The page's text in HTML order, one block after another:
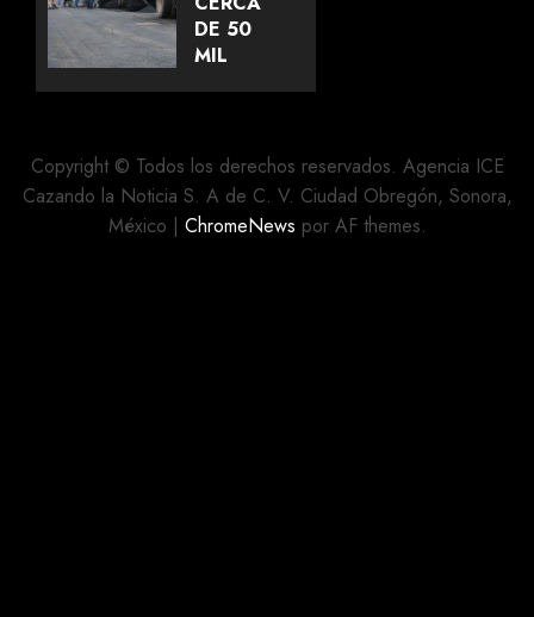
Y
FORTALECE
MOVIMIENTO
AGOSTO 5,
2026
DE 50
MIL
CALLES
REHABILITADAS
AGOSTO 5,
Copyright © Todos los derechos reservados. Agencia ICE
Cazando la Noticia S. A de C. V. Ciudad Obregón, Sonora,
México | ChromeNews por AF themes.